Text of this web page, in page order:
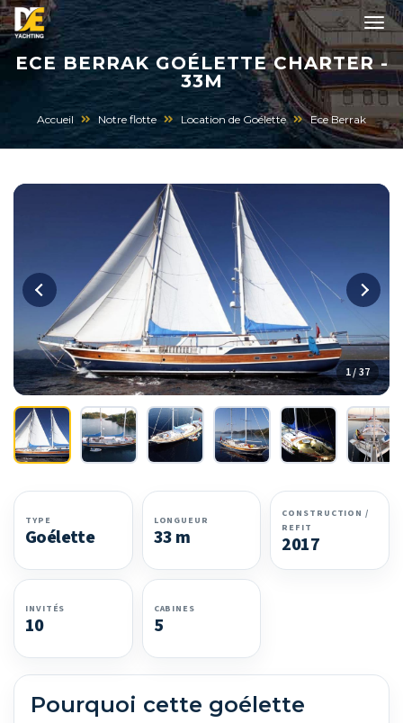
ECE BERRAK GOÉLETTE CHARTER -
33M
Accueil Notre flotte Location de Goélette Ece Berrak
1 / 37
TYPE
Goélette
LONGUEUR
33 m
CONSTRUCTION /
REFIT
2017
INVITÉS
10
CABINES
5
Pourquoi cette goélette